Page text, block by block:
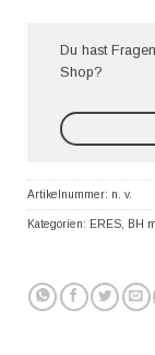
Du hast
Shop?
Artikelnummer: n. v.
Kategorien: ERES BH